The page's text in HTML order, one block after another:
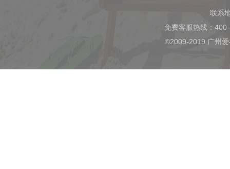
联系
免费客服热线：400-
©2009-2019 广州